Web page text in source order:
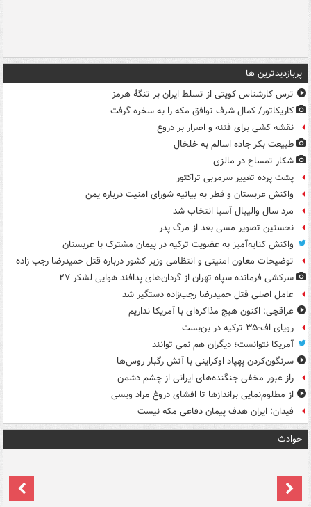
پربازدیدترین ها
ترس کارشناس کویتی از تسلط ایران بر تنگۀ هرمز
کاریکاتور/ کمال شرف توافق مکه را به سخره گرفت
نقشه کشی برای فتنه و اصرار بر دروغ
طبیعت بکر جاده اسالم به خلخال
شکار تمساح در مالزی
پشت پرده تغییر سرمربی تراکتور
واکنش عربستان و قطر به بیانیه شورای امنیت درباره یمن
مرد سال والیبال آسیا انتخاب شد
نخستین تصویر مسی بعد از مرگ پدر
واکنش کنایه‌آمیز به عضویت ترکیه در پیمان مشترک با عربستان
توضیحات معاون امنیتی و انتظامی وزیر کشور درباره قتل حمیدرضا رجب زاده
سرکشی فرمانده سپاه تهران از گردان‌های پدافند هوایی لشکر ۲۷
عامل اصلی قتل حمیدرضا رجب‌زاده دستگیر شد
عراقچی: اکنون هیچ مذاکره‌ای با آمریکا نداریم
رویای اف-۳۵ ترکیه در بن‌بست
آمریکا نتوانست؛ دیگران هم نمی توانند
سرنگون‌کردن پهپاد اوکراینی با آتش رگبار روس‌ها
راز عبور مخفی جنگنده‌های ایرانی از چشم دشمن
از مظلوم‌نمایی براندازها تا افشای دروغ مراد ویسی
فیدان: ایران هدف پیمان دفاعی مکه نیست
حوادث